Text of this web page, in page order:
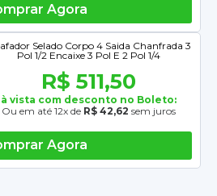
Agora
Selado Corpo 4 Saida Chanfrada 3
Pol 1/2 Encaixe 3 Pol E 2 Pol 1/4
R$ 511,50
à vista com desconto no Boleto:
Ou em até 12x de R$ 42,62 sem juros
Agora